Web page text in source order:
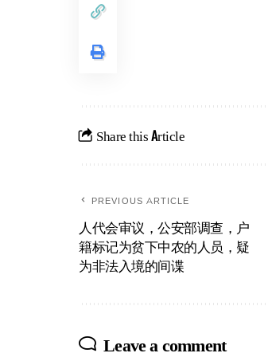
Share this Article
PREVIOUS ARTICLE
人代会审议，公安部调查，户
籍标记为贫下中农的人员，疑
为非法入境的间谍
Leave a comment